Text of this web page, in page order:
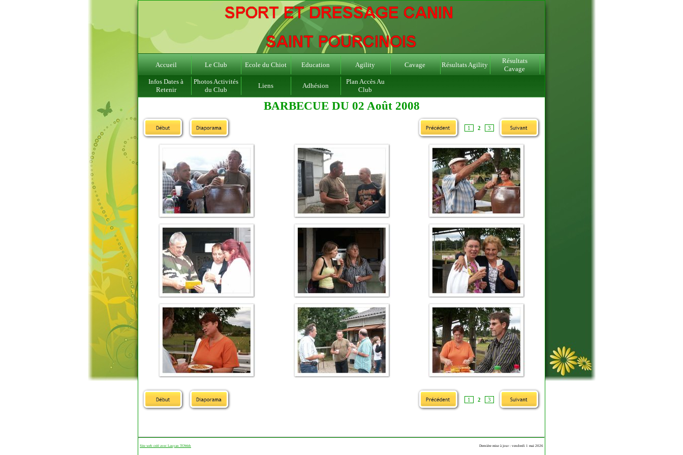
Accueil Le Club Ecole du Chiot Education Agility Cavage Résultats Agility
Résultats
Cavage
Infos Dates à
Retenir
Photos Activités
du Club
Liens Adhésion
Plan Accès Au
Club
BARBECUE DU 02 Août 2008
1 2 3
1 2 3
Site web créé avec Lauyan TOWeb Dernière mise à jour : vendredi 1 mai 2026